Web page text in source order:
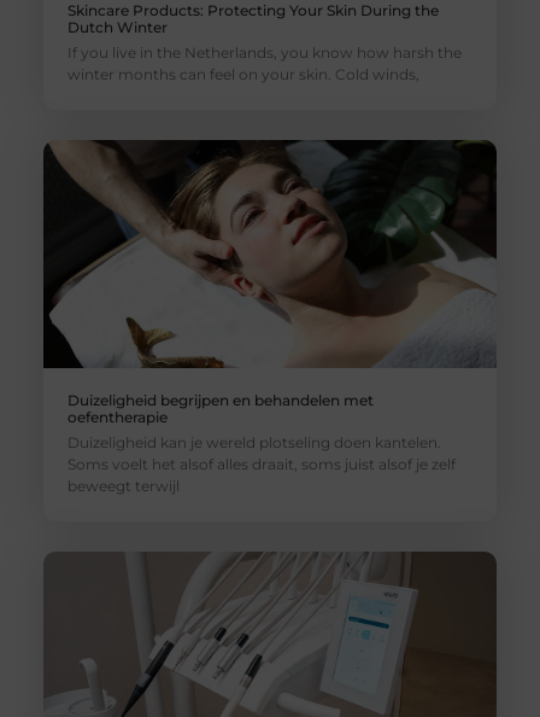
Skincare Products: Protecting Your Skin During the
Dutch Winter
If you live in the Netherlands, you know how harsh the
winter months can feel on your skin. Cold winds,
Duizeligheid begrijpen en behandelen met
oefentherapie
Duizeligheid kan je wereld plotseling doen kantelen.
Soms voelt het alsof alles draait, soms juist alsof je zelf
beweegt terwijl